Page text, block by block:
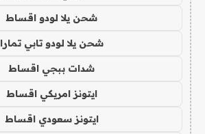
شحن يلا لودو اقساط
شحن يلا لودو تابي تمارا
شدات ببجي اقساط
ايتونز امريكي اقساط
ايتونز سعودي اقساط